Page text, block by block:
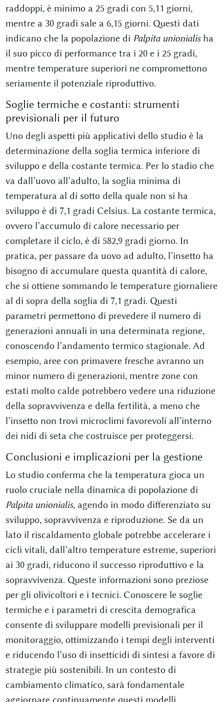
raddoppi, è minimo a 25 gradi con 5,11 giorni,
mentre a 30 gradi sale a 6,15 giorni. Questi dati
indicano che la popolazione di Palpita unionialisha
il suo picco di performance tra i 20 e i 25 gradi,
mentre temperature superiori ne compromettono
seriamente il potenziale riproduttivo.
Soglie termiche e costanti: strumenti
previsionali per il futuro
Uno degli aspetti più applicativi dello studio è la
determinazione della soglia termica inferiore di
sviluppo e della costante termica. Per lo stadio che
va dall’uovo all’adulto, la soglia minima di
temperatura al di sotto della quale non si ha
sviluppo è di 7,1 gradi Celsius. La costante termica,
ovvero l’accumulo di calore necessario per
completare il ciclo, è di 582,9 gradi giorno. In
pratica, per passare da uovo ad adulto, l’insetto ha
bisogno di accumulare questa quantità di calore,
che si ottiene sommando le temperature giornaliere
al di sopra della soglia di 7,1 gradi. Questi
parametri permettono di prevedere il numero di
generazioni annuali in una determinata regione,
conoscendo l’andamento termico stagionale. Ad
esempio, aree con primavere fresche avranno un
minor numero di generazioni, mentre zone con
estati molto calde potrebbero vedere una riduzione
della sopravvivenza e della fertilità, a meno che
l’insetto non trovi microclimi favorevoli all’interno
dei nidi di seta che costruisce per proteggersi.
Conclusioni e implicazioni per la gestione
Lo studio conferma che la temperatura gioca un
ruolo cruciale nella dinamica di popolazione di
Palpita unionialis, agendo in modo differenziato su
sviluppo, sopravvivenza e riproduzione. Se da un
lato il riscaldamento globale potrebbe accelerare i
cicli vitali, dall’altro temperature estreme, superiori
ai 30 gradi, riducono il successo riproduttivo e la
sopravvivenza. Queste informazioni sono preziose
per gli olivicoltori e i tecnici. Conoscere le soglie
termiche e i parametri di crescita demografica
consente di sviluppare modelli previsionali per il
monitoraggio, ottimizzando i tempi degli interventi
e riducendo l’uso di insetticidi di sintesi a favore di
strategie più sostenibili. In un contesto di
cambiamento climatico, sarà fondamentale